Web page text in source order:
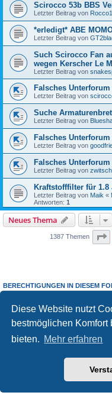
Diese Website nutzt
bestmöglichen Komfort
bieten. Mehr erfahren
Scirocco 53b BBS
Letzter Beitrag von
*erledigt* ABE
Letzter Beitrag von
Such Scirocco Fan
wegen Kerscher Le
Letzter Beitrag von
Falsches Unterforum
Letzter Beitrag von
Suche
Letzter Beitrag von
Falsches Unterforum
Letzter Beitrag von
Falsches Unterforum
Letzter Beitrag von
Kraftstofffilter für 1.8
Letzter Beitrag von Maik «
Antworten: 1
Neues Thema
1387 Themen
BERECHTIGUNGEN IN DIESEM
Du darfst
keine Antworten zu
Du darfst deine Beiträge in diesem
Du darfst deine Beiträge in diesem
keine
Powered byphpBB